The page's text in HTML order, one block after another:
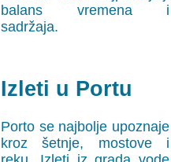
balans vremena i
sadržaja.
Izleti u Portu
Porto se najbolje upoznaje
kroz šetnje, mostove i